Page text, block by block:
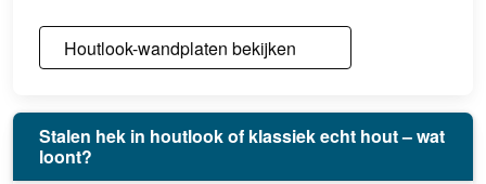
Houtlook-wandplaten bekijken
Stalen hek in houtlook of klassiek echt hout – wat
loont?